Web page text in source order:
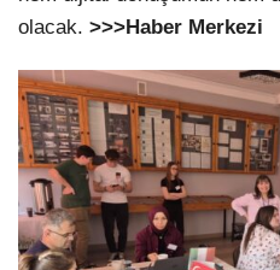
olacak. >>>Haber Merkezi